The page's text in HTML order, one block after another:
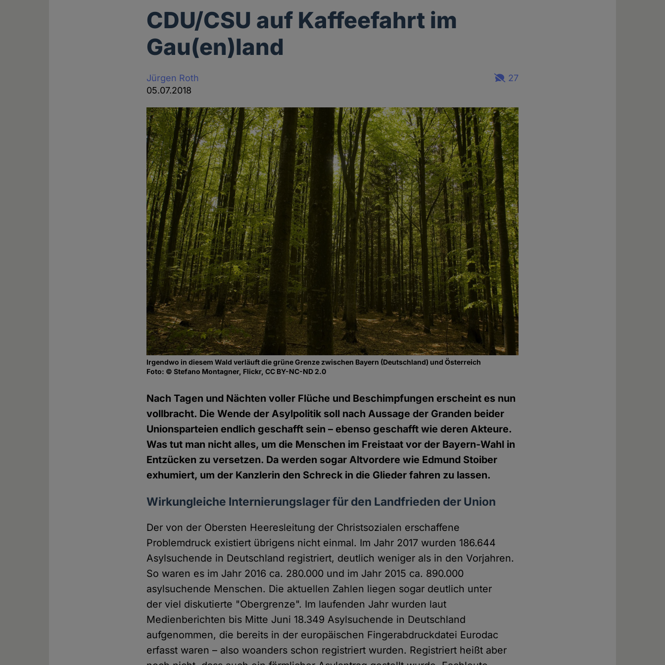
CDU/CSU auf Kaffeefahrt im
Gau(en)land
Jürgen Roth
05.07.2018
27
Irgendwo in diesem Wald verläuft die grüne Grenze zwischen Bayern (Deutschland) und Österreich
Foto: © Stefano Montagner, Flickr, CC BY-NC-ND 2.0
Nach Tagen und Nächten voller Flüche und Beschimpfungen erscheint es nun
vollbracht. Die Wende der Asylpolitik soll nach Aussage der Granden beider
Unionsparteien endlich geschafft sein – ebenso geschafft wie deren Akteure.
Was tut man nicht alles, um die Menschen im Freistaat vor der Bayern-Wahl in
Entzücken zu versetzen. Da werden sogar Altvordere wie Edmund Stoiber
exhumiert, um der Kanzlerin den Schreck in die Glieder fahren zu lassen.
Wirkungleiche Internierungslager für den Landfrieden der Union
Der von der Obersten Heeresleitung der Christsozialen erschaffene
Problemdruck existiert übrigens nicht einmal. Im Jahr 2017 wurden 186.644
Asylsuchende in Deutschland registriert, deutlich weniger als in den Vorjahren.
So waren es im Jahr 2016 ca. 280.000 und im Jahr 2015 ca. 890.000
asylsuchende Menschen. Die aktuellen Zahlen liegen sogar deutlich unter
der viel diskutierte "Obergrenze". Im laufenden Jahr wurden laut
Medienberichten bis Mitte Juni 18.349 Asylsuchende in Deutschland
aufgenommen, die bereits in der europäischen Fingerabdruckdatei Eurodac
erfasst waren – also woanders schon registriert wurden. Registriert heißt aber